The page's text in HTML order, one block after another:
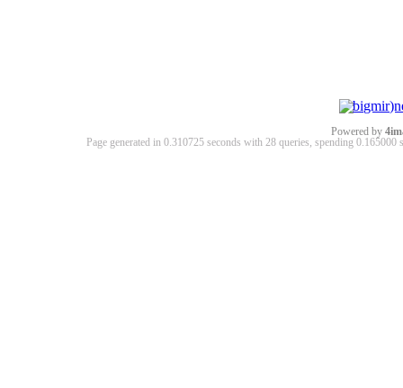
Powered by
Page generated in 0.310725 seconds with 28 queries, spending